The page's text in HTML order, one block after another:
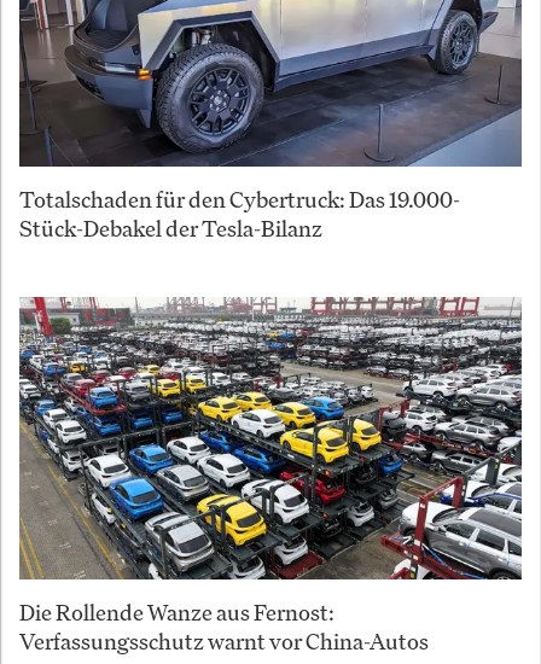
Totalschaden für den Cybertruck: Das 19.000-
Stück-Debakel der Tesla-Bilanz
Die Rollende Wanze aus Fernost:
Verfassungsschutz warnt vor China-Autos